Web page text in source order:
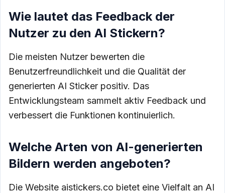
Wie lautet das Feedback der
Nutzer zu den AI Stickern?
Die meisten Nutzer bewerten die
Benutzerfreundlichkeit und die Qualität der
generierten AI Sticker positiv. Das
Entwicklungsteam sammelt aktiv Feedback und
verbessert die Funktionen kontinuierlich.
Welche Arten von AI-generierten
Bildern werden angeboten?
Die Website aistickers.co bietet eine Vielfalt an AI